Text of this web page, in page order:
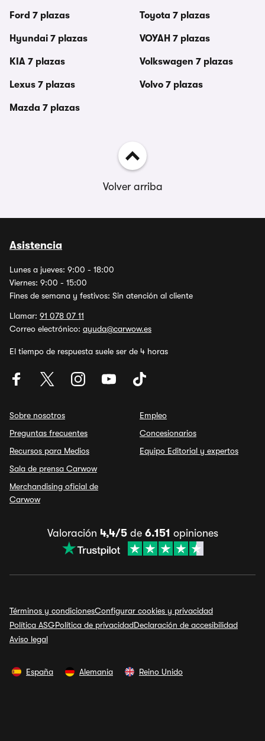
Ford 7 plazas
Hyundai 7 plazas
KIA 7 plazas
Lexus 7 plazas
Mazda 7 plazas
Toyota 7 plazas
VOYAH 7 plazas
Volkswagen 7 plazas
Volvo 7 plazas
Volver arriba
Asistencia
Lunes a jueves: 9:00 - 18:00
Viernes: 9:00 - 15:00
Fines de semana y festivos: Sin atención al cliente
Llamar: 91 078 07 11
Correo electrónico: ayuda@carwow.es
El tiempo de respuesta suele ser de 4 horas
Sobre nosotros
Preguntas frecuentes
Recursos para Medios
Sala de prensa Carwow
Merchandising oficial de
Carwow
Empleo
Concesionarios
Equipo Editorial y expertos
Valoración 4,4/5de 6.151 opiniones
Términos y condicionesConfigurar cookies y privacidad
Política ASGPolítica de privacidadDeclaración de accesibilidad
Aviso legal
España Alemania Reino Unido